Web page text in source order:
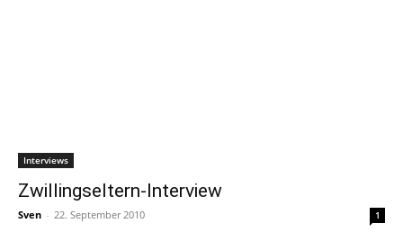
Interviews
Zwillingseltern-Interview
Sven - 22. September 2010 1